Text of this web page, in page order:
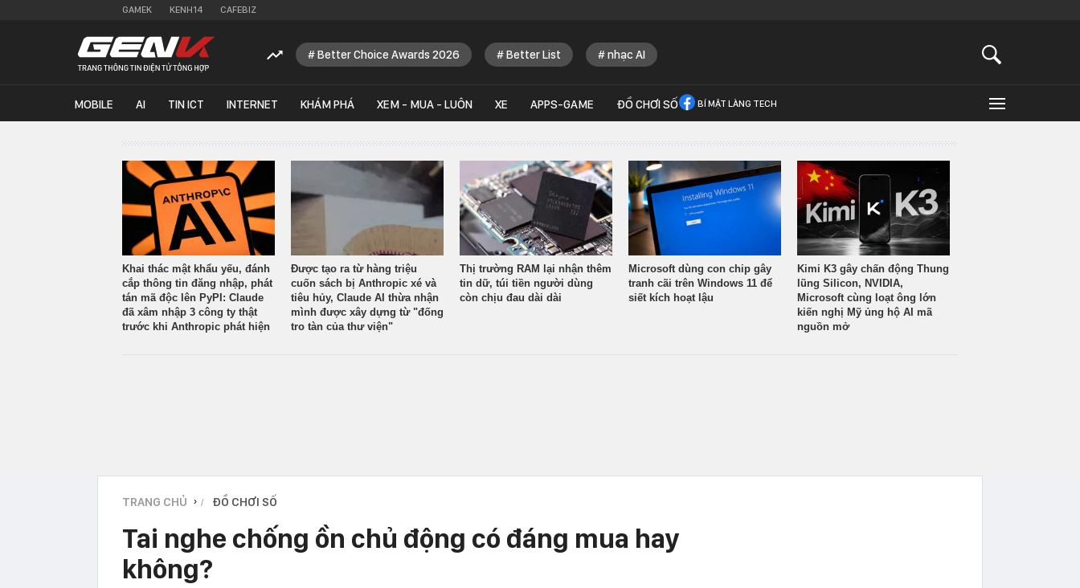
GAMEK KENH14 CAFEBIZ
Better Choice Awards 2026 Better List nhạc AI
MOBILE AI TIN ICT INTERNET KHÁM PHÁ XEM - MUA - LUÔN XE APPS-GAME ĐỒ CHƠI SỐ BÍ MẬT LÀNG TECH
Khai thác mật khẩu yếu, đánh
cắp thông tin đăng nhập, phát
tán mã độc lên PyPI: Claude
đã xâm nhập 3 công ty thật
trước khi Anthropic phát hiện
Được tạo ra từ hàng triệu
cuốn sách bị Anthropic xé và
tiêu hủy, Claude AI thừa nhận
mình được xây dựng từ "đống
tro tàn của thư viện"
Thị trường RAM lại nhận thêm
tin dữ, túi tiền người dùng
còn chịu đau dài dài
Microsoft dùng con chip gây
tranh cãi trên Windows 11 để
siết kích hoạt lậu
Kimi K3 gây chấn động Thung
lũng Silicon, NVIDIA,
Microsoft cùng loạt ông lớn
kiến nghị Mỹ ủng hộ AI mã
nguồn mở
TRANG CHỦ › ĐỒ CHƠI SỐ
Tai nghe chống ồn chủ động có đáng mua hay
không?